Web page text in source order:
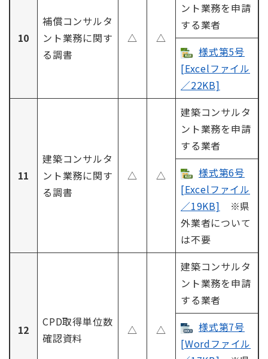
10
補償コンサルタ
ント業務に関す
る調書
△ △
ント業務を申請
する業者
様式第5号
[Excelファイル
／22KB]
11
建築コンサルタ
ント業務に関す
る調書
△ △
建築コンサルタ
ント業務を申請
する業者
様式第6号
[Excelファイル
／19KB] ※県
外業者について
は不要
12
CPD取得単位数
確認資料
△ △
建築コンサルタ
ント業務を申請
する業者
様式第7号
[Wordファイル